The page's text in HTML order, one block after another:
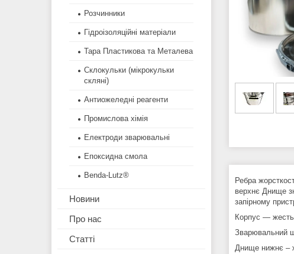
Ребра
верхнє Днище
запірному
Корпус ―
Зварювальний
Днище нижнє –
Розчинники
Гідроізоляційні матеріали
Тара Пластикова та Металева
Склокульки (мікрокульки
скляні)
Антиожеледні реагенти
Промислова хімія
Електроди зварювальні
Епоксидна смола
Benda-Lutz®
Новини
Про нас
Статті